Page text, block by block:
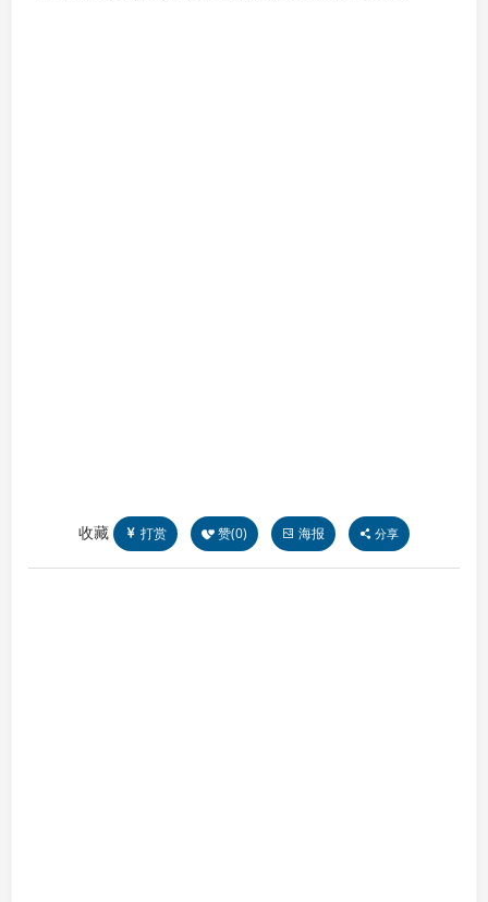
收藏 打赏 赞(0) 海报 分享